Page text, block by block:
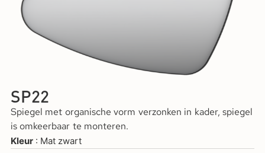
SP22
Spiegel met organische vorm verzonken in kader, spiegel
is omkeerbaar te monteren.
Kleur Mat zwart